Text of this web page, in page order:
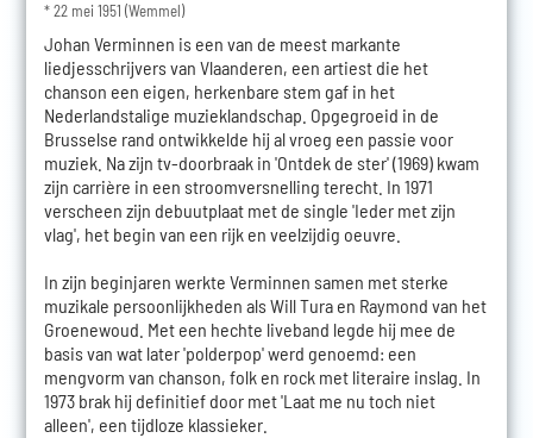
* 22 mei 1951 (Wemmel)
Johan Verminnen is een van de meest markante
liedjesschrijvers van Vlaanderen, een artiest die het
chanson een eigen, herkenbare stem gaf in het
Nederlandstalige muzieklandschap. Opgegroeid in de
Brusselse rand ontwikkelde hij al vroeg een passie voor
muziek. Na zijn tv-doorbraak in 'Ontdek de ster' (1969) kwam
zijn carrière in een stroomversnelling terecht. In 1971
verscheen zijn debuutplaat met de single 'Ieder met zijn
vlag', het begin van een rijk en veelzijdig oeuvre.
In zijn beginjaren werkte Verminnen samen met sterke
muzikale persoonlijkheden als Will Tura en Raymond van het
Groenewoud. Met een hechte liveband legde hij mee de
basis van wat later 'polderpop' werd genoemd: een
mengvorm van chanson, folk en rock met literaire inslag. In
1973 brak hij definitief door met 'Laat me nu toch niet
alleen', een tijdloze klassieker.